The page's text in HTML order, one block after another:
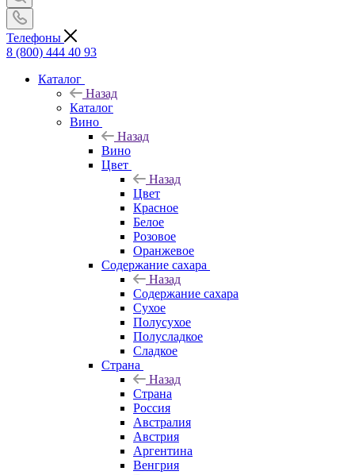
Телефоны
8 (800) 444 40 93
Каталог
Назад
Каталог
Вино
Назад
Вино
Цвет
Назад
Цвет
Красное
Белое
Розовое
Оранжевое
Содержание сахара
Назад
Содержание сахара
Сухое
Полусухое
Полусладкое
Сладкое
Страна
Назад
Страна
Россия
Австралия
Австрия
Аргентина
Венгрия